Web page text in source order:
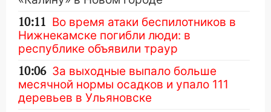
10:11 Во время атаки беспилотников в
Нижнекамске погибли люди: в
республике объявили траур
10:06 За выходные выпало больше
месячной нормы осадков и упало 111
деревьев в Ульяновске